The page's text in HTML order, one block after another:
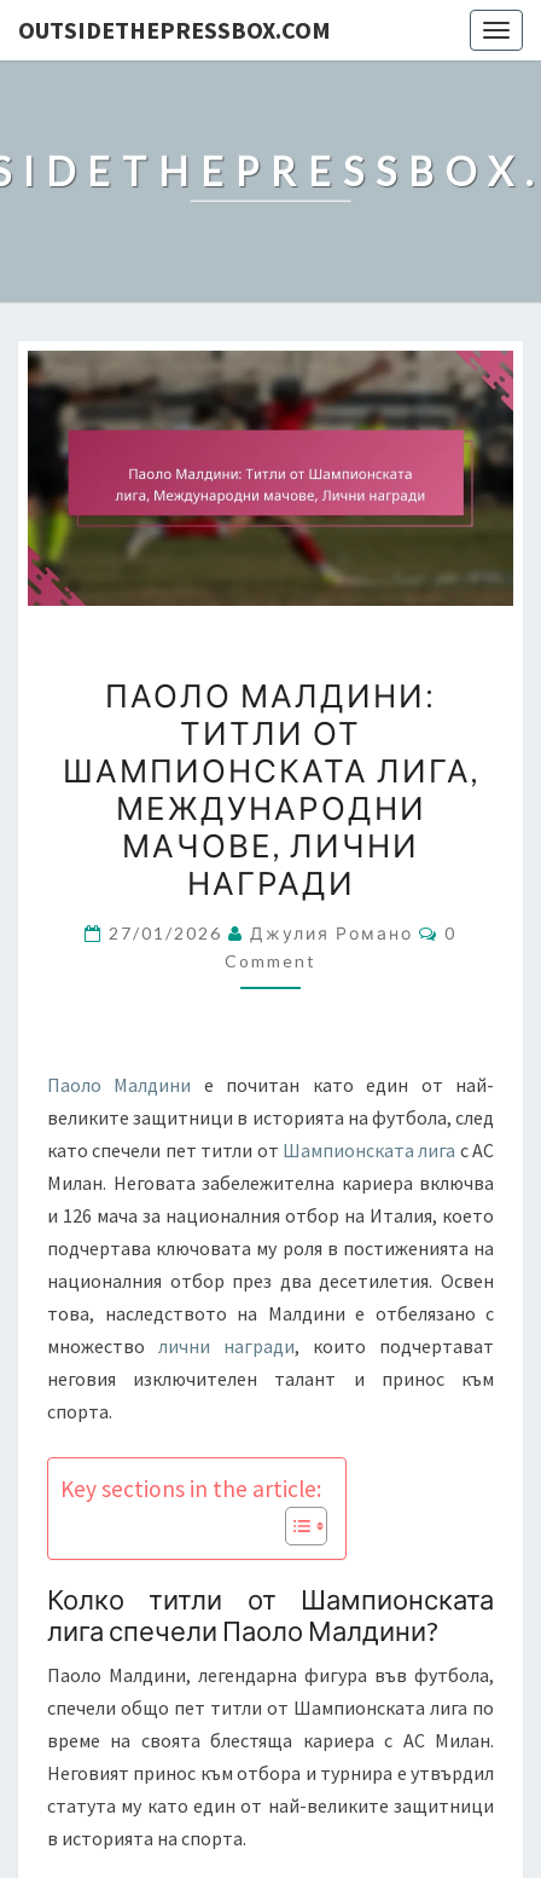
OUTSIDETHEPRESSBOX.COM
МАЛДИНИ:
ТИТЛИ
ОТ
ШАМПИОНСКАТА
ЛИГА,
МЕЖДУНАРОДНИ
МАЧОВЕ,
ЛИЧНИ
НАГРАДИ
ПАОЛО МАЛДИНИ:
ТИТЛИ ОТ
ШАМПИОНСКАТА ЛИГА,
МЕЖДУНАРОДНИ
МАЧОВЕ, ЛИЧНИ
НАГРАДИ
27/01/2026 Джулия Романо Comments
0
Comment
Паоло Малдини е почитан като един от най-
великите защитници в историята на футбола, след
като спечели пет титли от Шампионската лига с АС
Милан. Неговата забележителна кариера включва
и 126 мача за националния отбор на Италия, което
подчертава ключовата му роля в постиженията на
националния отбор през два десетилетия. Освен
това, наследството на Малдини е отбелязано с
множество лични награди, които подчертават
неговия изключителен талант и принос към
спорта.
Key sections in the article:
Колко титли от Шампионската
лига спечели Паоло Малдини?
Паоло Малдини, легендарна фигура във футбола,
спечели общо пет титли от Шампионската лига по
време на своята блестяща кариера с АС Милан.
Неговият принос към отбора и турнира е утвърдил
статута му като един от най-великите защитници
в историята на спорта.